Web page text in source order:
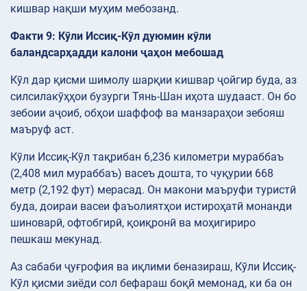
кишвар нақши муҳим мебозанд.
Факти 9: Кӯли Иссиқ-Кӯл дуюмин кӯли
баландсарҳадди калони ҷаҳон мебошад
Кӯл дар қисми шимолу шарқии кишвар ҷойгир буда, аз
силсилакӯҳҳои бузурги Тянь-Шан иҳота шудааст. Он бо
зебоии аҷоиб, обҳои шаффоф ва манзараҳои зебояш
маъруф аст.
Кӯли Иссиқ-Кӯл тақрибан 6,236 километри мураббаъ
(2,408 мил мураббаъ) васеъ дошта, то чуқурии 668
метр (2,192 фут) мерасад. Он макони маъруфи туристӣ
буда, доираи васеи фаъолиятҳои истироҳатӣ монанди
шиноварӣ, офтобгирӣ, қоиқронӣ ва моҳигириро
пешкаш мекунад.
Аз сабаби ҷуғрофия ва иқлими беназираш, Кӯли Иссиқ-
Кӯл қисми зиёди сол бефараш боқӣ мемонад, ки ба он